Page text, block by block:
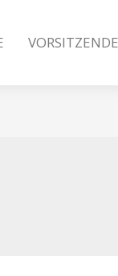
VORSITZENDE